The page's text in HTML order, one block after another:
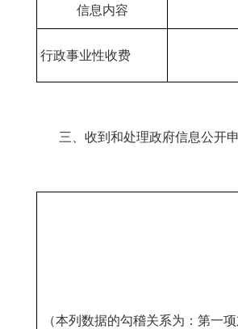
信息内容
行政事业性收费
三、收到和处理政府信息公开
（本列数据的勾稽关系为：第一